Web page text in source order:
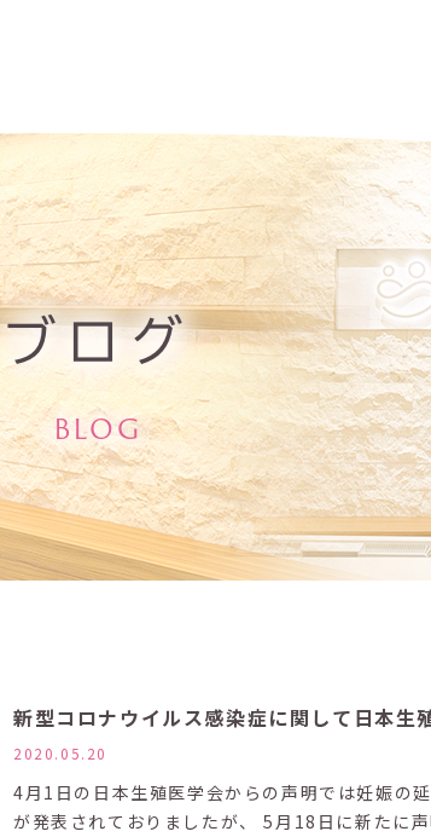
ブログ
BLOG
新型コロナウイルス感染症に関して日本生
2020.05.20
4月1日の日本生殖医学会からの声明では妊娠の
が発表されておりましたが、 5月18日に新たに